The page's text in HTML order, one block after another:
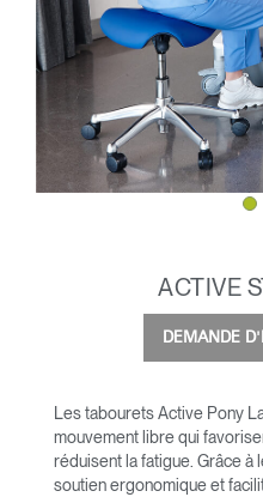
ACTIVE
DEMANDE
Les tabourets Active Pony
mouvement libre qui
réduisent la fatigue. Grâce à
soutien ergonomique et